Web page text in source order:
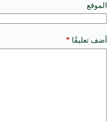
الموقع
أضف تعليقًا *
e
: